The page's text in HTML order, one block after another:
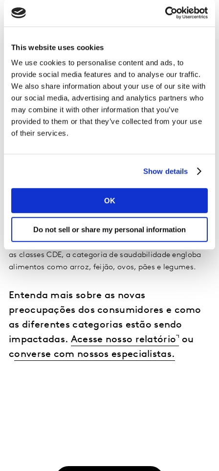
This website uses cookies
We use cookies to personalise content and ads, to
provide social media features and to analyse our traffic.
We also share information about your use of our site with
our social media, advertising and analytics partners who
may combine it with other information that you’ve
provided to them or that they’ve collected from your use
of their services.
Show details
OK
Do not sell or share my personal information
percepção do que é “saudável” muda de acordo com os
diferentes perfis de consumo. Nas classes AB, por
exemplo, a busca por uma alimentação saudável inclui
consumo de adoçantes, cereais e chá, enquanto entre
as classes CDE, a categoria de saudabilidade engloba
alimentos como arroz, feijão, ovos, pães e legumes.
Entenda mais sobre as novas
preocupações dos consumidores e como
as diferentes categorias estão sendo
impactadas. Acesse nosso relatório
ou
converse com nossos especialistas.